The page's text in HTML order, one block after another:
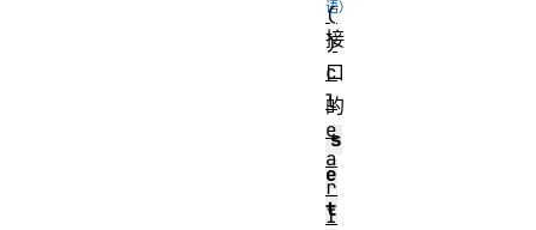
接
口
的
s
e
t
(
)
c
l
e
a
r
I